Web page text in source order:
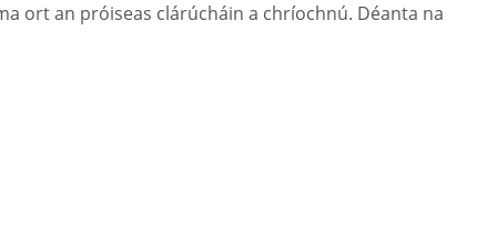
ort an próiseas clárúcháin a chríochnú. Déanta na